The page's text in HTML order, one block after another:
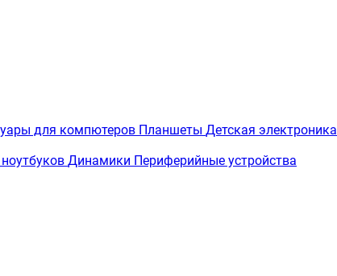
для компютеров Планшеты Детская электроника
Динамики Периферийные устройства